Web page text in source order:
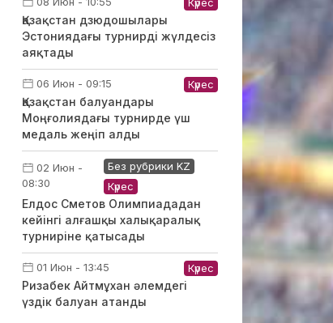
Қазақстан дзюдошылары
Эстониядағы турнирді жүлдесіз
аяқтады
06 Июн - 09:15 Күрес
Қазақстан балуандары
Моңғолиядағы турнирде үш
медаль жеңіп алды
02 Июн -
08:30
Без рубрики KZ
Күрес
Елдос Сметов Олимпиададан
кейінгі алғашқы халықаралық
турниріне қатысады
01 Июн - 13:45 Күрес
Ризабек Айтмұхан әлемдегі
үздік балуан атанды